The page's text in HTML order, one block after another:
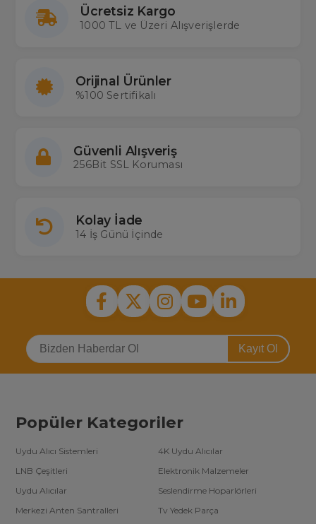
Ücretsiz Kargo
1000 TL ve Üzeri Alışverişlerde
Orijinal Ürünler
%100 Sertifikalı
Güvenli Alışveriş
256Bit SSL Koruması
Kolay İade
14 İş Günü İçinde
Kayıt Ol
Popüler Kategoriler
Uydu Alıcı Sistemleri
4K Uydu Alıcılar
LNB Çeşitleri
Elektronik Malzemeler
Uydu Alıcılar
Seslendirme Hoparlörleri
Merkezi Anten Santralleri
Tv Yedek Parça